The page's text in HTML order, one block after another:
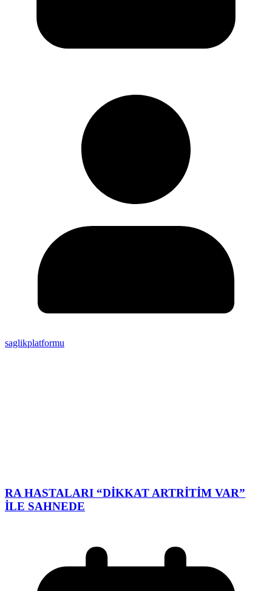
saglikplatformu
RA HASTALARI “DİKKAT ARTRİTİM VAR”
İLE SAHNEDE